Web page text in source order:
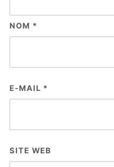
NOM *
E-MAIL *
SITE WEB